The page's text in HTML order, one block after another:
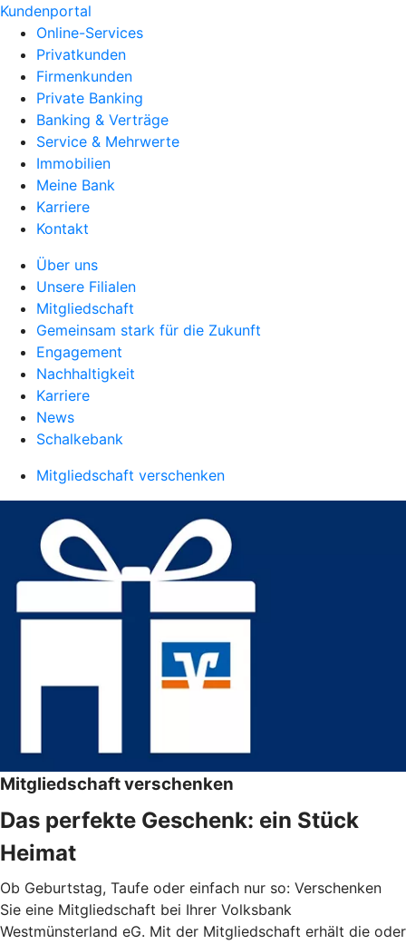
Kundenportal
Online-Services
Privatkunden
Firmenkunden
Private Banking
Banking & Verträge
Service & Mehrwerte
Immobilien
Meine Bank
Karriere
Kontakt
Über uns
Unsere Filialen
Mitgliedschaft
Gemeinsam stark für die Zukunft
Engagement
Nachhaltigkeit
Karriere
News
Schalkebank
Mitgliedschaft verschenken
Mitgliedschaft verschenken
Das perfekte Geschenk: ein Stück
Heimat
Ob Geburtstag, Taufe oder einfach nur so: Verschenken
Sie eine Mitgliedschaft bei Ihrer Volksbank
Westmünsterland eG. Mit der Mitgliedschaft erhält die oder